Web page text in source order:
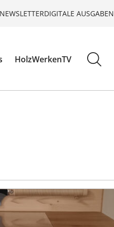
NEWSLETTERDIGITALE AUSGABEN
HolzWerkenTV